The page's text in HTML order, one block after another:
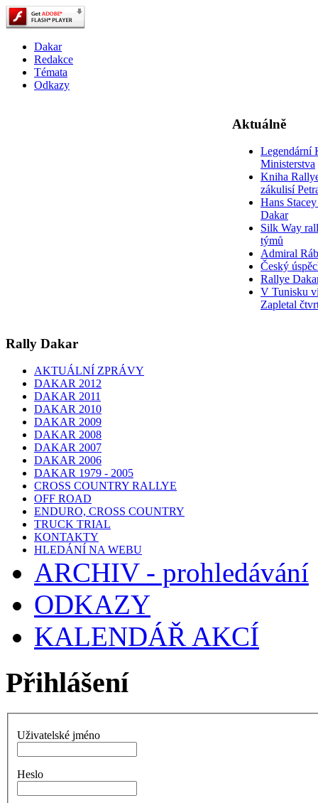
Dakar
Redakce
Témata
Odkazy
Aktuálně
Legendární
Ministerstva
Kniha
zákulisí
Hans
Dakar
Silk Way
týmů
Admiral
Český
Rallye
V Tunisku
Zapletal
Rally Dakar
AKTUÁLNÍ ZPRÁVY
DAKAR 2012
DAKAR 2011
DAKAR 2010
DAKAR 2009
DAKAR 2008
DAKAR 2007
DAKAR 2006
DAKAR 1979 - 2005
CROSS COUNTRY RALLYE
OFF ROAD
ENDURO, CROSS COUNTRY
TRUCK TRIAL
KONTAKTY
HLEDÁNÍ NA WEBU
ARCHIV - prohledávání
ODKAZY
KALENDÁŘ AKCÍ
Přihlášení
Uživatelské jméno
Heslo